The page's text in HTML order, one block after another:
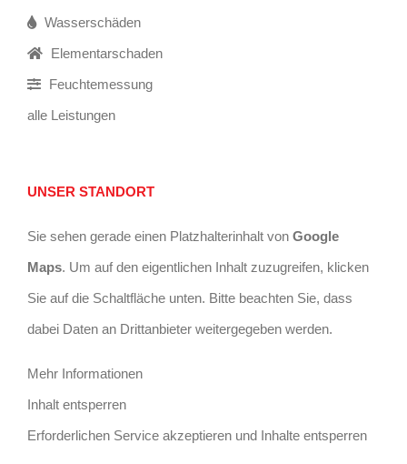
Wasserschäden
Elementarschaden
Feuchtemessung
alle Leistungen
UNSER STANDORT
Sie sehen gerade einen Platzhalterinhalt von Google
Maps. Um auf den eigentlichen Inhalt zuzugreifen, klicken
Sie auf die Schaltfläche unten. Bitte beachten Sie, dass
dabei Daten an Drittanbieter weitergegeben werden.
Mehr Informationen
Inhalt entsperren
Erforderlichen Service akzeptieren und Inhalte entsperren